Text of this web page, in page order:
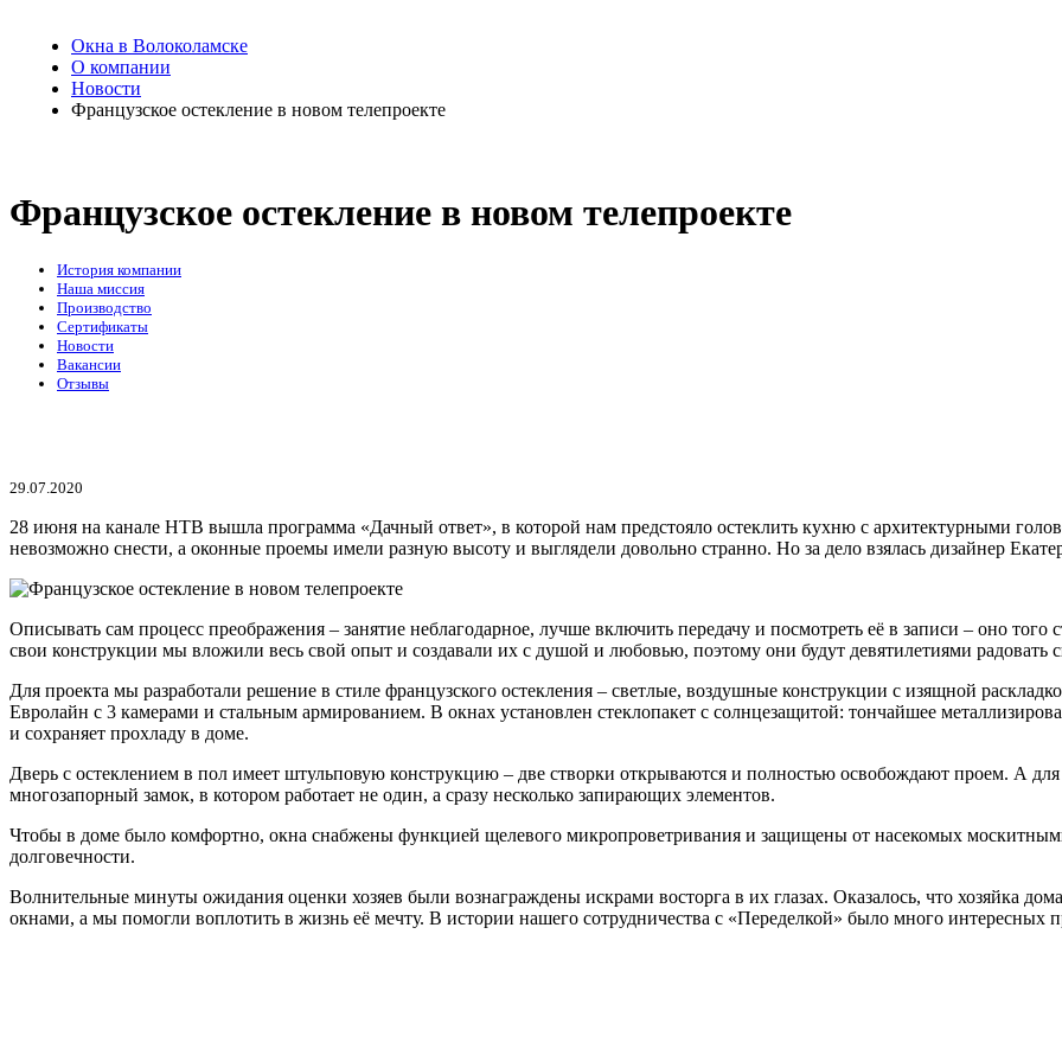
Окна в Волоколамске
О компании
Новости
Французское остекление в новом телепроекте
Французское остекление в новом телепроекте
История компании
Наша миссия
Производство
Сертификаты
Новости
Вакансии
Отзывы
29.07.2020
28 июня на канале НТВ вышла программа «Дачный ответ», в которой нам предстояло остеклить кухню с архитектурными
невозможно снести, а оконные проемы имели разную высоту и выглядели довольно странно. Но за дело взялась дизайнер
Описывать сам процесс преображения – занятие неблагодарное, лучше включить передачу и посмотреть её в записи – оно
свои конструкции мы вложили весь свой опыт и создавали их с душой и любовью, поэтому они будут девятилетиями радовать
Для проекта мы разработали решение в стиле французского остекления – светлые, воздушные конструкции с изящной
Евролайн с 3 камерами и стальным армированием. В окнах установлен стеклопакет с солнцезащитой: тончайшее
и сохраняет прохладу в доме.
Дверь с остеклением в пол имеет штульповую конструкцию – две створки открываются и полностью освобождают проем. А
многозапорный замок, в котором работает не один, а сразу несколько запирающих элементов.
Чтобы в доме было комфортно, окна снабжены функцией щелевого микропроветривания и защищены от насекомых
долговечности.
Волнительные минуты ожидания оценки хозяев были вознаграждены искрами восторга в их глазах. Оказалось, что хозяйка
окнами, а мы помогли воплотить в жизнь её мечту. В истории нашего сотрудничества с «Переделкой» было много интересных